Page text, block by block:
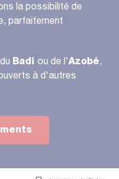
la possibilité de
parfaitement
Badiou de l'Azobé,
à d'autres